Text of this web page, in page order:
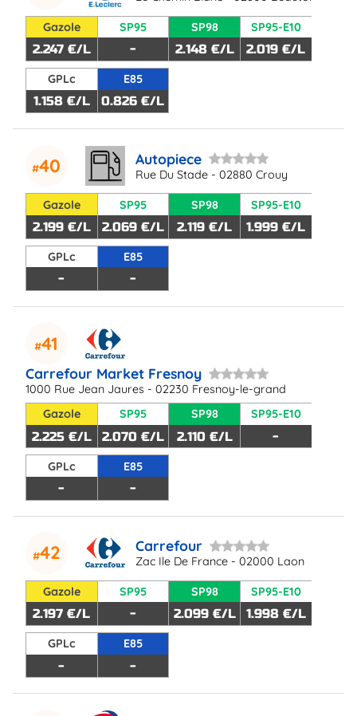
Gazole
2.247 €/L
SP95
-
SP98
2.148 €/L
SP95-E10
2.019 €/L
GPLc
1.158 €/L
E85
0.826 €/L
40 Autopiece
Rue Du Stade - 02880 Crouy
Gazole
2.199 €/L
SP95
2.069 €/L
SP98
2.119 €/L
SP95-E10
1.999 €/L
GPLc
-
E85
-
41
Carrefour Market Fresnoy
1000 Rue Jean Jaures - 02230 Fresnoy-le-grand
Gazole
2.225 €/L
SP95
2.070 €/L
SP98
2.110 €/L
SP95-E10
-
GPLc
-
E85
-
42 Carrefour
Zac Ile De France - 02000 Laon
Gazole
2.197 €/L
SP95
-
SP98
2.099 €/L
SP95-E10
1.998 €/L
GPLc
-
E85
-